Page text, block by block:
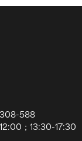
588
；13:30-17:30